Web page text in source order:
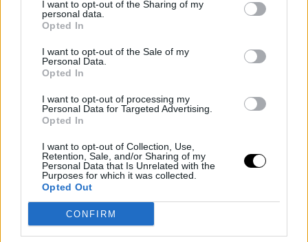
I want to opt-out of the Sharing of my
personal data.
Opted In
I want to opt-out of the Sale of my
Personal Data.
Opted In
I want to opt-out of processing my
Personal Data for Targeted Advertising.
Opted In
I want to opt-out of Collection, Use,
Retention, Sale, and/or Sharing of my
Personal Data that Is Unrelated with the
Purposes for which it was collected.
Opted Out
CONFIRM
Január végi kerti teendők – 7 dolog,
amit most még meg kell csinálnod,
mielőtt megérkezik a tavasz